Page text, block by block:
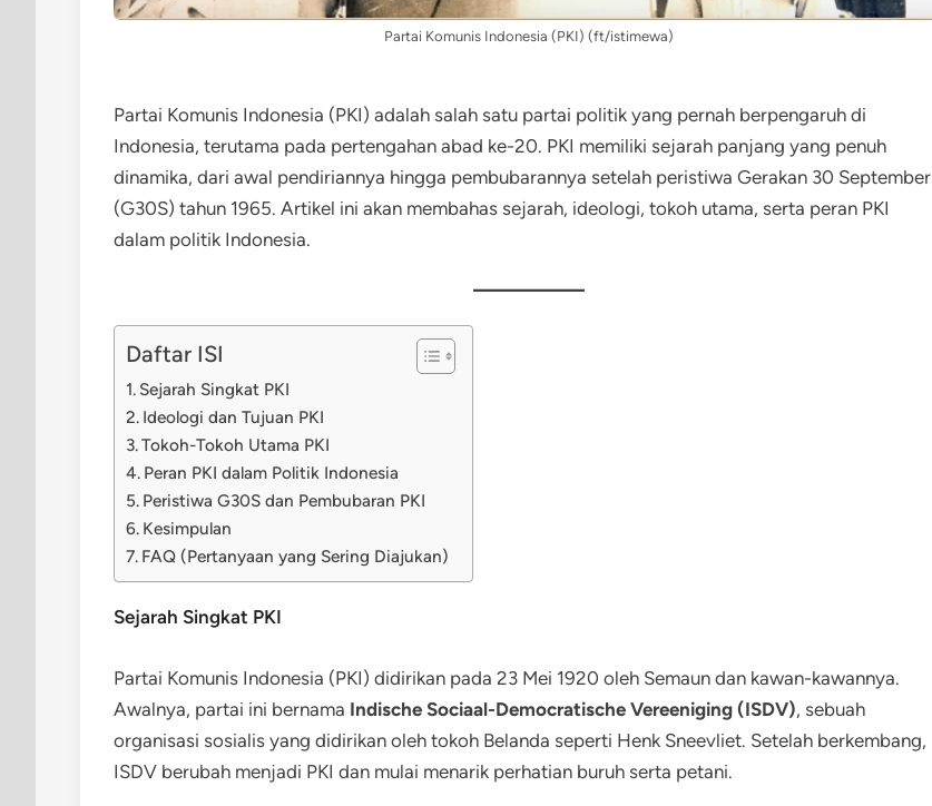
Partai Komunis Indonesia (PKI) (ft/istimewa)
Partai Komunis Indonesia (PKI) adalah salah satu partai politik yang pernah berpengaruh di
Indonesia, terutama pada pertengahan abad ke-20. PKI memiliki sejarah panjang yang penuh
dinamika, dari awal pendiriannya hingga pembubarannya setelah peristiwa Gerakan 30 September
(G30S) tahun 1965. Artikel ini akan membahas sejarah, ideologi, tokoh utama, serta peran PKI
dalam politik Indonesia.
Daftar ISI
Sejarah Singkat PKI
Ideologi dan Tujuan PKI
Tokoh-Tokoh Utama PKI
Peran PKI dalam Politik Indonesia
Peristiwa G30S dan Pembubaran PKI
Kesimpulan
FAQ (Pertanyaan yang Sering Diajukan)
Sejarah Singkat PKI
Partai Komunis Indonesia (PKI) didirikan pada 23 Mei 1920 oleh Semaun dan kawan-kawannya.
Awalnya, partai ini bernama Indische Sociaal-Democratische Vereeniging (ISDV), sebuah
organisasi sosialis yang didirikan oleh tokoh Belanda seperti Henk Sneevliet. Setelah berkembang,
ISDV berubah menjadi PKI dan mulai menarik perhatian buruh serta petani.